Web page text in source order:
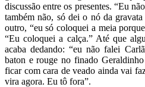
discussão entre os presentes. “Eu
também não, só dei o nó da
outro, “eu só coloquei a meia
“Eu coloquei a calça.” Até que
acaba dedando: “eu não falei
baton e rouge no finado
ficar com cara de veado ainda vai
vira agora. Eu tô fora”.